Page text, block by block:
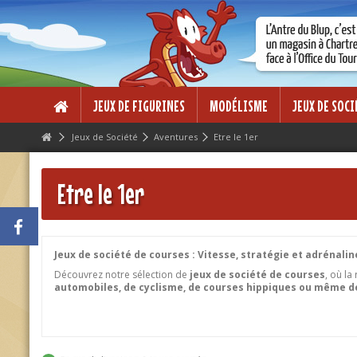
Lorem ipsum dolor sit amet
Lorem ipsum dolor sit amet, consectetur adipisicing elit, sed do
dolore magna aliqua. Ut enim ad minim veniam, quis nostrud
ea commodo consequat.
JEUX DE FIGURINES MODÉLISME JEUX DE
Jeux de Société Aventures Etre le 1er
Etre le 1er
Jeux de société de courses : Vitesse, stratégie et
Découvrez notre sélection de jeux de société de courses, où la
automobiles, de cyclisme, de courses hippiques ou même